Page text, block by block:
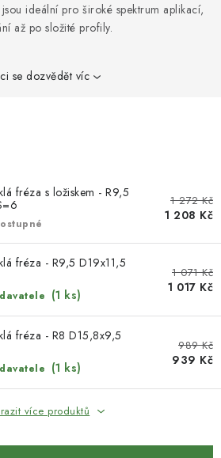
KOVU
DŘEVA
KOVU
ideální pro široké spektrum aplikací,
až po složité profily.
se dozvědět víc
fréza s ložiskem - R9,5
1 272 Kč
1 208 Kč
fréza - R9,5 D19x11,5
(1 ks)
1 071 Kč
1 017 Kč
fréza - R8 D15,8x9,5
(1 ks)
989 Kč
939 Kč
více produktů